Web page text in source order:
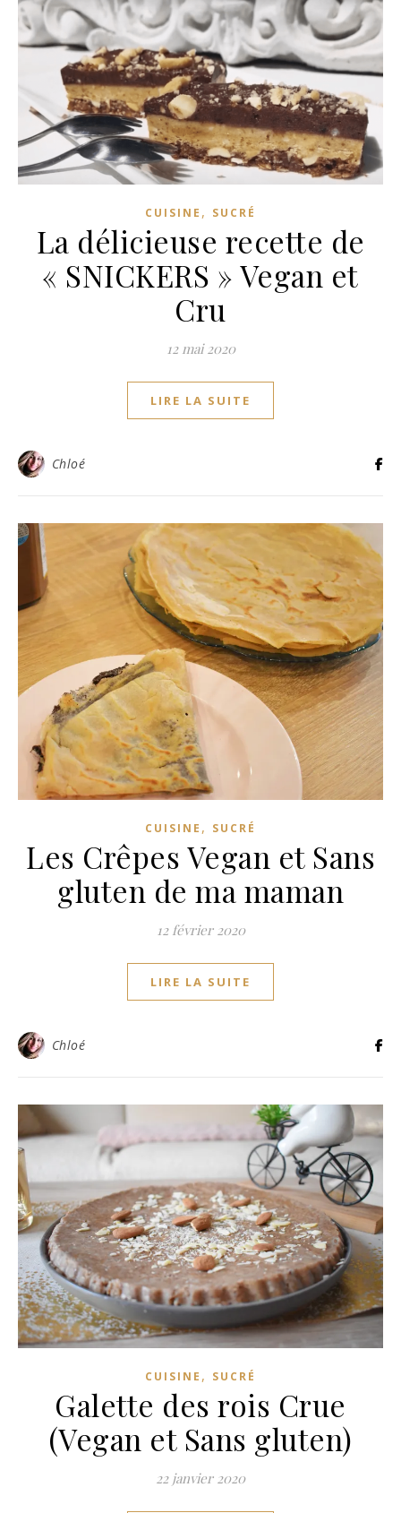
CUISINE , SUCRÉ
La délicieuse recette de
« SNICKERS » Vegan et
Cru
12 mai 2020
LIRE LA SUITE
Chloé
CUISINE , SUCRÉ
Les Crêpes Vegan et Sans
gluten de ma maman
12 février 2020
LIRE LA SUITE
Chloé
CUISINE , SUCRÉ
Galette des rois Crue
(Vegan et Sans gluten)
22 janvier 2020